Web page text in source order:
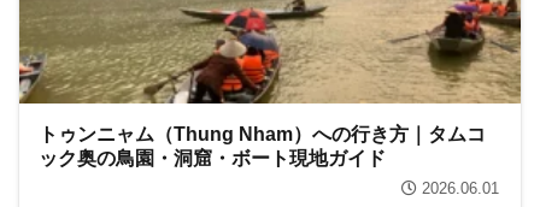
トゥンニャム（Thung Nham）への行き方｜タムコ
ック奥の鳥園・洞窟・ボート現地ガイド
2026.06.01